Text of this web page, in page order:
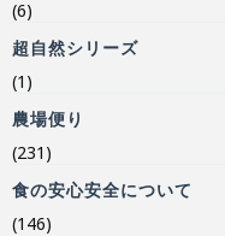
(6)
超自然シリーズ
(1)
農場便り
(231)
食の安心安全について
(146)